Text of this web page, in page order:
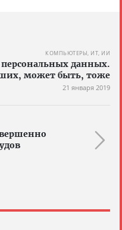
КОМПЬЮТЕРЫ, ИТ, ИИ
персональных данных.
может быть, тоже
21 января 2019